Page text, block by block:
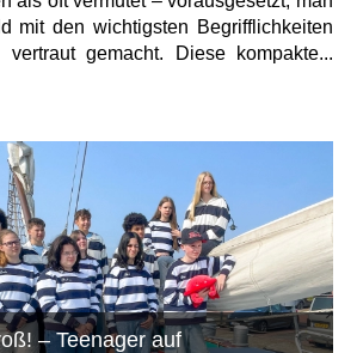
mit den wichtigsten Begrifflichkeiten
gemacht. Diese kompakte...
– Teenager auf